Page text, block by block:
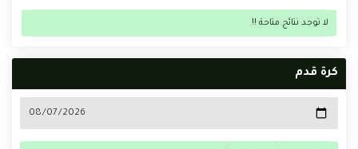
لا توجد نتائج متاحة !!
كرة قدم